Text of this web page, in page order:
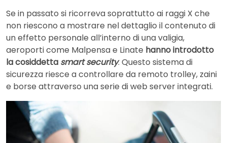
Se in passato si ricorreva soprattutto ai raggi X che
non riescono a mostrare nel dettaglio il contenuto di
un effetto personale all’interno di una valigia,
aeroporti come Malpensa e Linate hanno introdotto
la cosiddetta smart security. Questo sistema di
sicurezza riesce a controllare da remoto trolley, zaini
e borse attraverso una serie di web server integrati.